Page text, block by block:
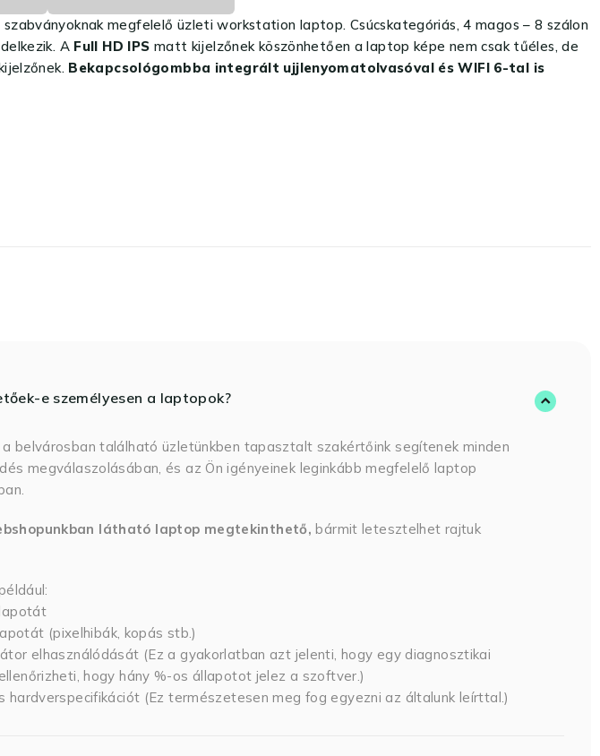
megfelelő üzleti workstation laptop. Csúcskategóriás, 4 magos – 8 szálon
A Full HD IPS matt kijelzőnek köszönhetően a laptop képe nem csak tűéles, de
Bekapcsológombba integrált ujjlenyomatolvasóval és WIFI 6-tal is
e személyesen a laptopok?
belvárosban található üzletünkben tapasztalt szakértőink segítenek minden
megválaszolásában, és az Ön igényeinek leginkább megfelelő laptop
látható laptop megtekinthető,bármit letesztelhet rajtuk
(pixelhibák, kopás stb.)
elhasználódását (Ez a gyakorlatban azt jelenti, hogy egy diagnosztikai
hogy hány %-os állapotot jelez a szoftver.)
hardverspecifikációt (Ez természetesen meg fog egyezni az általunk leírttal.)